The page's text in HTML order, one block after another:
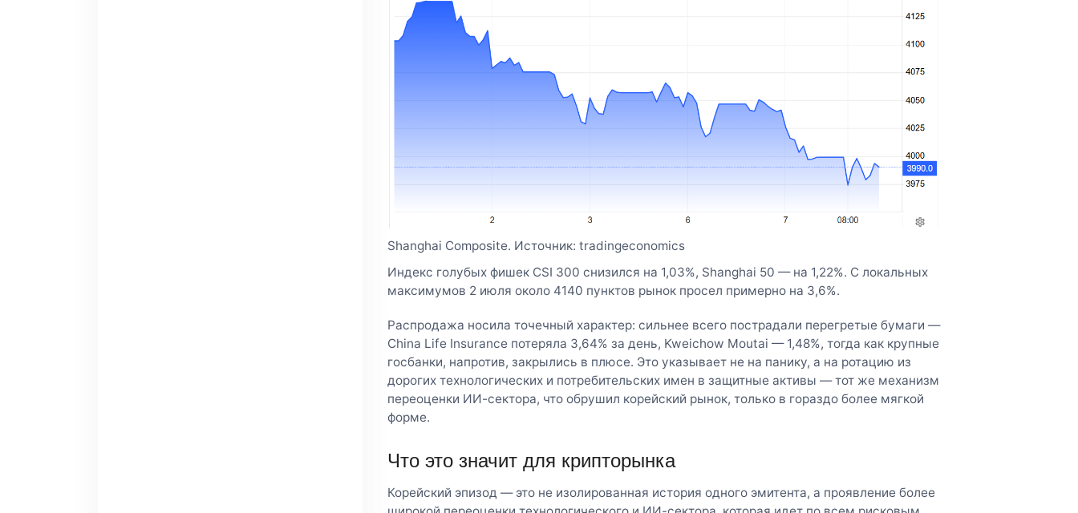
Shanghai Composite. Источник: tradingeconomics
Индекс голубых фишек CSI 300 снизился на 1,03%, Shanghai 50 — на 1,22%. С локальных
максимумов 2 июля около 4140 пунктов рынок просел примерно на 3,6%.
Распродажа носила точечный характер: сильнее всего пострадали перегретые бумаги —
China Life Insurance потеряла 3,64% за день, Kweichow Moutai — 1,48%, тогда как крупные
госбанки, напротив, закрылись в плюсе. Это указывает не на панику, а на ротацию из
дорогих технологических и потребительских имен в защитные активы — тот же механизм
переоценки ИИ-сектора, что обрушил корейский рынок, только в гораздо более мягкой
форме.
Что это значит для крипторынка
Корейский эпизод — это не изолированная история одного эмитента, а проявление более